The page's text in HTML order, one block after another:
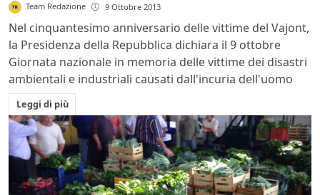
Team Redazione 9 Ottobre 2013
Nel cinquantesimo anniversario delle vittime del Vajont,
la Presidenza della Repubblica dichiara il 9 ottobre
Giornata nazionale in memoria delle vittime dei disastri
ambientali e industriali causati dall'incuria dell'uomo
Leggi di più